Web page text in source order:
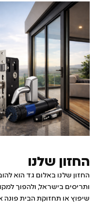
החזון שלנו
החזון שלנו באלום גד הוא
ותריסים בישראל, ולהפוך
שיפוץ או תחזוקת הבית פונה